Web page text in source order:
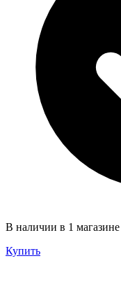
В наличии в 1 магазине
Купить